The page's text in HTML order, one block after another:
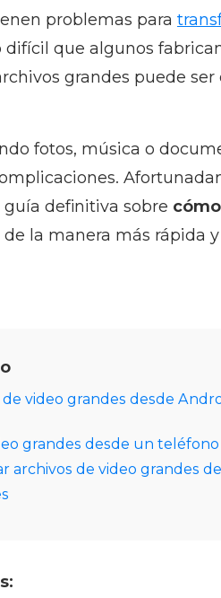
problemas para
difícil que algunos
grandes puede
fotos, música o
definitiva sobre
de la manera más rápida
video grandes desde
grandes desde un
archivos de video grandes